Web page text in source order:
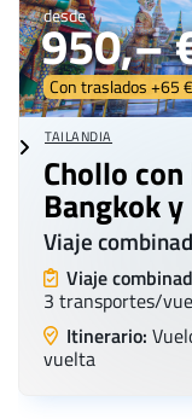
desde
950,–
Con traslados +65
TAILANDIA
Chollo
Bangkok
Viaje
Viaje
3 transportes/
Itinerario:
vuelta